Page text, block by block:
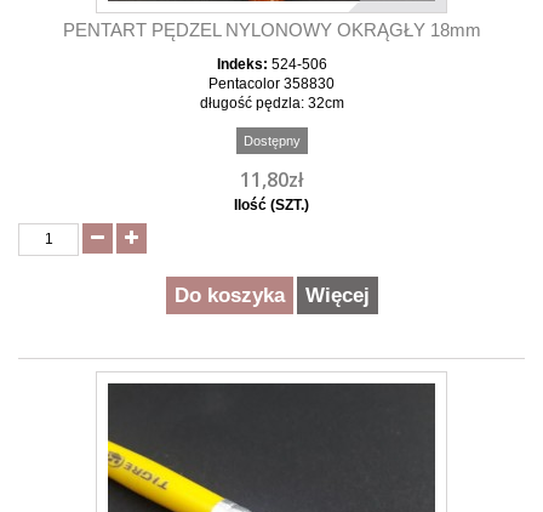
PENTART PĘDZEL NYLONOWY OKRĄGŁY 18mm
Indeks: 524-506
Pentacolor 358830
długość pędzla: 32cm
Dostępny
11,80zł
Ilość (SZT.)
Do koszyka Więcej